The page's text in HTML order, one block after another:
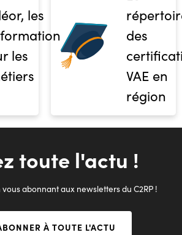
les
les
des
VAE en
région
toute l'actu !
abonnant aux newsletters du C2RP !
À TOUTE L'ACTU